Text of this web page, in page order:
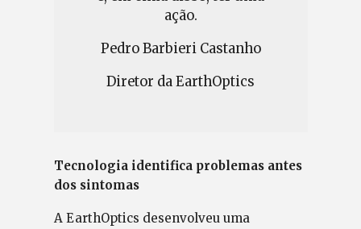
ação.
Pedro Barbieri Castanho
Diretor da EarthOptics
Tecnologia identifica problemas antes
dos sintomas
A EarthOptics desenvolveu uma